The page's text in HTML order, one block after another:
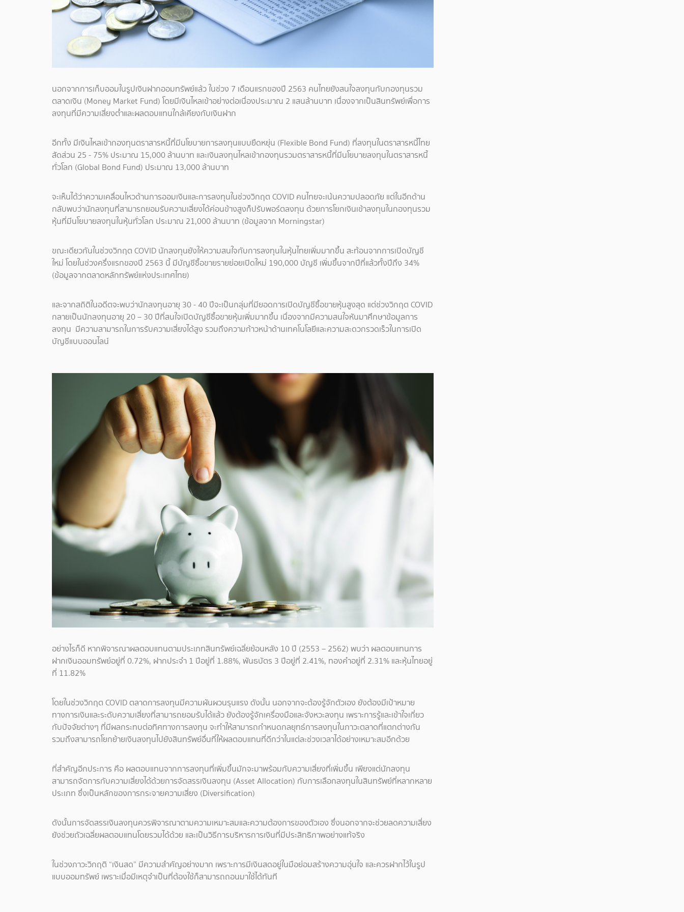
นอกจากการเก็บออมในรูปเงินฝากออมทรัพย์แล้ว ในช่วง 7 เดือนแรกของปี 2563 คนไทยยังสนใจลงทุนกับกองทุนรวม
ตลาดเงิน (Money Market Fund) โดยมีเงินไหลเข้าอย่างต่อเนื่องประมาณ 2 แสนล้านบาท เนื่องจากเป็นสินทรัพย์เพื่อการ
ลงทุนที่มีความเสี่ยงต่ำและผลตอบแทนใกล้เคียงกับเงินฝาก
อีกทั้ง มีเงินไหลเข้ากองทุนตราสารหนี้ที่มีนโยบายการลงทุนแบบยืดหยุ่น (Flexible Bond Fund) ที่ลงทุนในตราสารหนี้ไทย
สัดส่วน 25 - 75% ประมาณ 15,000 ล้านบาท และเงินลงทุนไหลเข้ากองทุนรวมตราสารหนี้ที่มีนโยบายลงทุนในตราสารหนี้
ทั่วโลก (Global Bond Fund) ประมาณ 13,000 ล้านบาท
จะเห็นได้ว่าความเคลื่อนไหวด้านการออมเงินและการลงทุนในช่วงวิกฤต COVID คนไทยจะเน้นความปลอดภัย แต่ในอีกด้าน
กลับพบว่านักลงทุนที่สามารถยอมรับความเสี่ยงได้ค่อนข้างสูงก็ปรับพอร์ตลงทุน ด้วยการโยกเงินเข้าลงทุนในกองทุนรวม
หุ้นที่มีนโยบายลงทุนในหุ้นทั่วโลก ประมาณ 21,000 ล้านบาท (ข้อมูลจาก Morningstar)
ขณะเดียวกันในช่วงวิกฤต COVID นักลงทุนยังให้ความสนใจกับการลงทุนในหุ้นไทยเพิ่มมากขึ้น สะท้อนจากการเปิดบัญชี
ใหม่ โดยในช่วงครึ่งแรกของปี 2563 นี้ มีบัญชีซื้อขายรายย่อยเปิดใหม่ 190,000 บัญชี เพิ่มขึ้นจากปีที่แล้วทั้งปีถึง 34%
(ข้อมูลจากตลาดหลักทรัพย์แห่งประเทศไทย)
และจากสถิติในอดีตจะพบว่านักลงทุนอายุ 30 - 40 ปีจะเป็นกลุ่มที่มียอดการเปิดบัญชีซื้อขายหุ้นสูงสุด แต่ช่วงวิกฤต COVID
กลายเป็นนักลงทุนอายุ 20 – 30 ปีที่สนใจเปิดบัญชีซื้อขายหุ้นเพิ่มมากขึ้น เนื่องจากมีความสนใจหันมาศึกษาข้อมูลการ
ลงทุน มีความสามารถในการรับความเสี่ยงได้สูง รวมถึงความก้าวหน้าด้านเทคโนโลยีและความสะดวกรวดเร็วในการเปิด
บัญชีแบบออนไลน์
อย่างไรก็ดี หากพิจารณาผลตอบแทนตามประเภทสินทรัพย์เฉลี่ยย้อนหลัง 10 ปี (2553 – 2562) พบว่า ผลตอบแทนการ
ฝากเงินออมทรัพย์อยู่ที่ 0.72%, ฝากประจำ 1 ปีอยู่ที่ 1.88%, พันธบัตร 3 ปีอยู่ที่ 2.41%, ทองคำอยู่ที่ 2.31% และหุ้นไทยอยู่
ที่ 11.82%
โดยในช่วงวิกฤต COVID ตลาดการลงทุนมีความผันผวนรุนแรง ดังนั้น นอกจากจะต้องรู้จักตัวเอง ยังต้องมีเป้าหมาย
ทางการเงินและระดับความเสี่ยงที่สามารถยอมรับได้แล้ว ยังต้องรู้จักเครื่องมือและจังหวะลงทุน เพราะการรู้และเข้าใจเกี่ยว
กับปัจจัยต่างๆ ที่มีผลกระทบต่อทิศทางการลงทุน จะทำให้สามารถกำหนดกลยุทธ์การลงทุนในภาวะตลาดที่แตกต่างกัน
รวมถึงสามารถโยกย้ายเงินลงทุนไปยังสินทรัพย์อื่นที่ให้ผลตอบแทนที่ดีกว่าในแต่ละช่วงเวลาได้อย่างเหมาะสมอีกด้วย
ที่สำคัญอีกประการ คือ ผลตอบแทนจากการลงทุนที่เพิ่มขึ้นมักจะมาพร้อมกับความเสี่ยงที่เพิ่มขึ้น เพียงแต่นักลงทุน
สามารถจัดการกับความเสี่ยงได้ด้วยการจัดสรรเงินลงทุน (Asset Allocation) กับการเลือกลงทุนในสินทรัพย์ที่หลากหลาย
ประเภท ซึ่งเป็นหลักของการกระจายความเสี่ยง (Diversification)
ดังนั้นการจัดสรรเงินลงทุนควรพิจารณาตามความเหมาะสมและความต้องการของตัวเอง ซึ่งนอกจากจะช่วยลดความเสี่ยง
ยังช่วยถัวเฉลี่ยผลตอบแทนโดยรวมได้ด้วย และเป็นวิธีการบริหารการเงินที่มีประสิทธิภาพอย่างแท้จริง
ในช่วงภาวะวิกฤติ “เงินสด” มีความสำคัญอย่างมาก เพราะการมีเงินสดอยู่ในมือย่อมสร้างความอุ่นใจ และควรฝากไว้ในรูป
แบบออมทรัพย์ เพราะเมื่อมีเหตุจำเป็นที่ต้องใช้ก็สามารถถอนมาใช้ได้ทันที